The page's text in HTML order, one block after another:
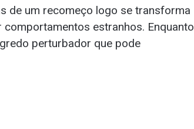
de um recomeço logo se transforma
estranhos. Enquanto
perturbador que pode